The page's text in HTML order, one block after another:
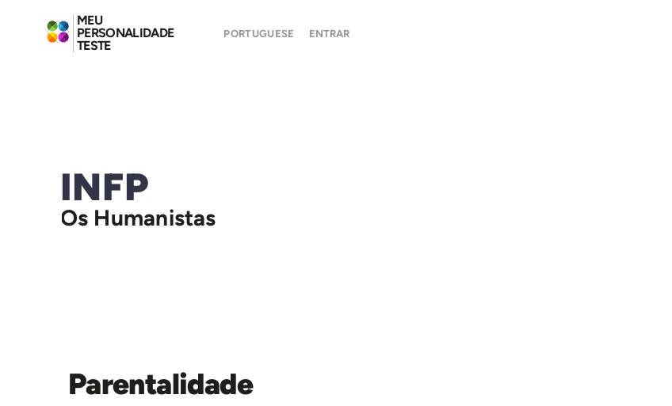
MEU
PERSONALIDADE
TESTE
PORTUGUESE ENTRAR
INFP
Os Humanistas
Parentalidade